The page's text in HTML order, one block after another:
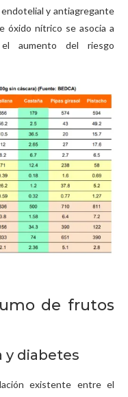
y antiagregante
óxido nítrico se asocia a
aumento del riesgo
de frutos
y diabetes
existente entre el